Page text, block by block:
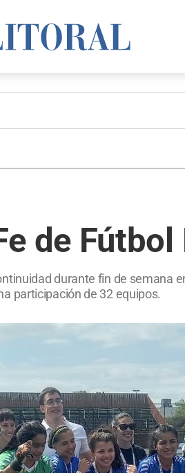
de
durante fin de semana
participación de 32 equipos.